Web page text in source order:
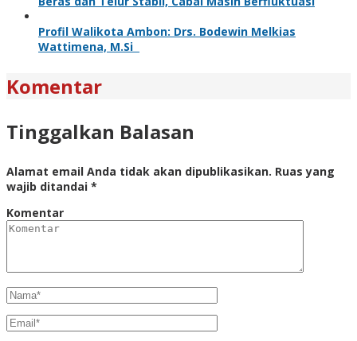
Profil Walikota Ambon: Drs. Bodewin Melkias
Wattimena, M.Si
Komentar
Tinggalkan Balasan
Alamat email Anda tidak akan dipublikasikan. Ruas yang
wajib ditandai *
Komentar